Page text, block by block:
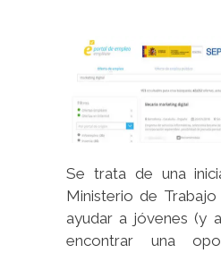
Se trata de una
Ministerio de
ayudar a jóvenes (y
encontrar una